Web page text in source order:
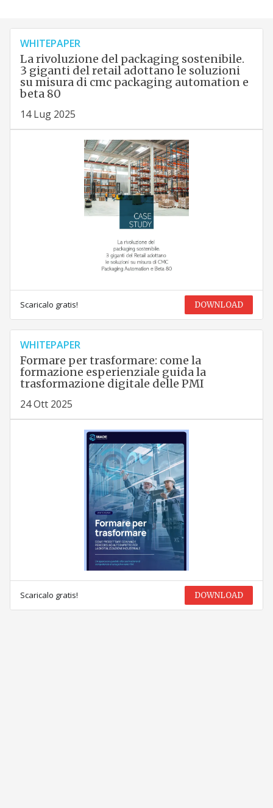
WHITEPAPER
La rivoluzione del packaging sostenibile.
3 giganti del retail adottano le soluzioni
su misura di cmc packaging automation e
beta 80
14 Lug 2025
Scaricalo gratis! DOWNLOAD
WHITEPAPER
Formare per trasformare: come la
formazione esperienziale guida la
trasformazione digitale delle PMI
24 Ott 2025
Scaricalo gratis! DOWNLOAD